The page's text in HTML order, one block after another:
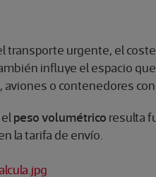
transporte urgente, el
influye el espacio
o contenedores con
peso volumétrico resulta
la tarifa de envío.